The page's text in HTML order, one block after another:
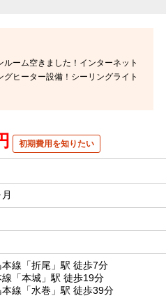
ーム空きました！インターネット
ヒーター設備！シーリングライト
初期費用を知りたい
本線「折尾」駅 徒歩7分
線「本城」駅 徒歩19分
本線「水巻」駅 徒歩39分